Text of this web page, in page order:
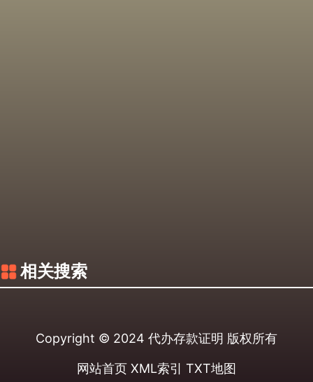
相关搜索
Copyright © 2024 代办存款证明 版权所有
网站首页 XML索引 TXT地图